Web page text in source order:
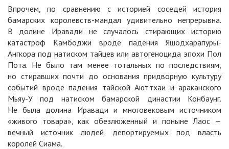
Впрочем, по сравнению с историей соседей история
бамарских королевств-мандал удивительно непрерывна.
В долине Иравади не случалось стирающих историю
катастроф Камбоджи вроде падения Яшодхарапуры-
Ангкора под натиском тайцев или автогеноцида эпохи Пол
Пота. Не было там менее тотальных по последствиям,
но стиравших почти до основания придворную культуру
событий вроде падения тайской Аюттхаи и араканского
Мьяу-У под натиском бамарской династии Конбаунг.
Не была долина Иравади и многовековым источником
«живого товара», как обезлюженный и поныне Лаос —
вечный источник людей, депортируемых под власть
королей Сиама.